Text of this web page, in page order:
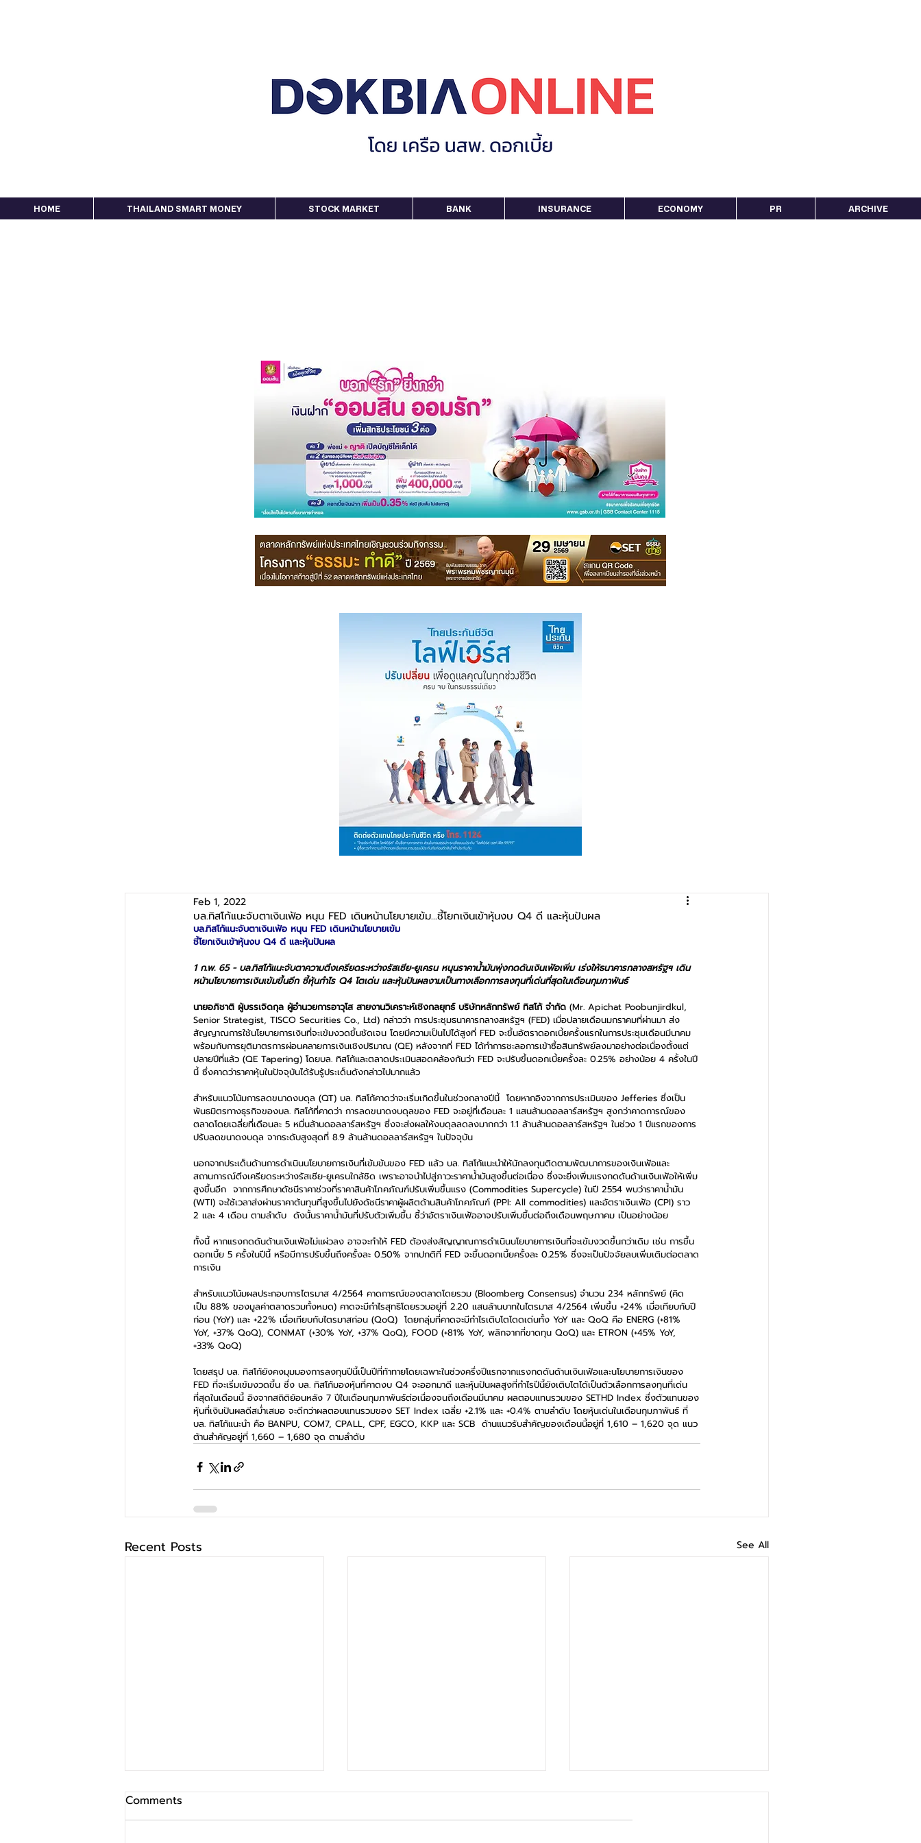
HOME THAILAND SMART MONEY STOCK MARKET BANK INSURANCE ECONOMY PR ARCHIVE
บล.ทิสโก้แนะจับตาเงินเฟ้อ หนุน FED เดินหน้านโยบายเข้ม...ชี้โยกเงินเข้าหุ้นงบ Q4 ดี และหุ้นปันผล
Feb 1, 2022
บล.ทิสโก้แนะจับตาเงินเฟ้อ หนุน FED เดินหน้านโยบายเข้ม
ชี้โยกเงินเข้าหุ้นงบ Q4 ดี และหุ้นปันผล
1 ก.พ. 65 - บล.ทิสโก้แนะจับตาความตึงเครียดระหว่างรัสเซีย-ยูเครน หนุนราคาน้ำมันพุ่งกดดันเงินเฟ้อเพิ่ม เร่งให้ธนาคารกลางสหรัฐฯ เดิน
หน้านโยบายการเงินเข้มขึ้นอีก ชี้หุ้นกำไร Q4 โตเด่น และหุ้นปันผลงามเป็นทางเลือกการลงทุนที่เด่นที่สุดในเดือนกุมภาพันธ์
นายอภิชาติ ผู้บรรเจิดกุล ผู้อำนวยการอาวุโส สายงานวิเคราะห์เชิงกลยุทธ์ บริษัทหลักทรัพย์ ทิสโก้ จำกัด (Mr. Apichat Poobunjirdkul,
Senior Strategist, TISCO Securities Co., Ltd) กล่าวว่า การประชุมธนาคารกลางสหรัฐฯ (FED) เมื่อปลายเดือนมกราคมที่ผ่านมา ส่ง
สัญญาณการใช้นโยบายการเงินที่จะเข้มงวดขึ้นชัดเจน โดยมีความเป็นไปได้สูงที่ FED จะขึ้นอัตราดอกเบี้ยครั้งแรกในการประชุมเดือนมีนาคม
พร้อมกับการยุติมาตรการผ่อนคลายการเงินเชิงปริมาณ (QE) หลังจากที่ FED ได้ทำการชะลอการเข้าซื้อสินทรัพย์ลงมาอย่างต่อเนื่องตั้งแต่
ปลายปีที่แล้ว (QE Tapering) โดยบล. ทิสโก้และตลาดประเมินสอดคล้องกันว่า FED จะปรับขึ้นดอกเบี้ยครั้งละ 0.25% อย่างน้อย 4 ครั้งในปี
นี้ ซึ่งคาดว่าราคาหุ้นในปัจจุบันได้รับรู้ประเด็นดังกล่าวไปมากแล้ว
สำหรับแนวโน้มการลดขนาดงบดุล (QT) บล. ทิสโก้คาดว่าจะเริ่มเกิดขึ้นในช่วงกลางปีนี้  โดยหากอิงจากการประเมินของ Jefferies ซึ่งเป็น
พันธมิตรทางธุรกิจของบล. ทิสโก้ที่คาดว่า การลดขนาดงบดุลของ FED จะอยู่ที่เดือนละ 1 แสนล้านดอลลาร์สหรัฐฯ สูงกว่าคาดการณ์ของ
ตลาดโดยเฉลี่ยที่เดือนละ 5 หมื่นล้านดอลลาร์สหรัฐฯ ซึ่งจะส่งผลให้งบดุลลดลงมากกว่า 1.1 ล้านล้านดอลลาร์สหรัฐฯ ในช่วง 1 ปีแรกของการ
ปรับลดขนาดงบดุล จากระดับสูงสุดที่ 8.9 ล้านล้านดอลลาร์สหรัฐฯ ในปัจจุบัน
นอกจากประเด็นด้านการดำเนินนโยบายการเงินที่เข้มข้นของ FED แล้ว บล. ทิสโก้แนะนำให้นักลงทุนติดตามพัฒนาการของเงินเฟ้อและ
สถานการณ์ตึงเครียดระหว่างรัสเซีย-ยูเครนใกล้ชิด เพราะอาจนำไปสู่ภาวะราคาน้ำมันสูงขึ้นต่อเนื่อง ซึ่งจะยิ่งเพิ่มแรงกดดันด้านเงินเฟ้อให้เพิ่ม
สูงขึ้นอีก  จากการศึกษาดัชนีราคาช่วงที่ราคาสินค้าโภคภัณฑ์ปรับเพิ่มขึ้นแรง (Commodities Supercycle) ในปี 2554 พบว่าราคาน้ำมัน
(WTI) จะใช้เวลาส่งผ่านราคาต้นทุนที่สูงขึ้นไปยังดัชนีราคาผู้ผลิตด้านสินค้าโภคภัณฑ์ (PPI: All commodities) และอัตราเงินเฟ้อ (CPI) ราว
2 และ 4 เดือน ตามลำดับ  ดังนั้นราคาน้ำมันที่ปรับตัวเพิ่มขึ้น ชี้ว่าอัตราเงินเฟ้ออาจปรับเพิ่มขึ้นต่อถึงเดือนพฤษภาคม เป็นอย่างน้อย
ทั้งนี้ หากแรงกดดันด้านเงินเฟ้อไม่แผ่วลง อาจจะทำให้ FED ต้องส่งสัญญาณการดำเนินนโยบายการเงินที่จะเข้มงวดขึ้นกว่าเดิม เช่น การขึ้น
ดอกเบี้ย 5 ครั้งในปีนี้ หรือมีการปรับขึ้นถึงครั้งละ 0.50% จากปกติที่ FED จะขึ้นดอกเบี้ยครั้งละ 0.25% ซึ่งจะเป็นปัจจัยลบเพิ่มเติมต่อตลาด
การเงิน
สำหรับแนวโน้มผลประกอบการไตรมาส 4/2564 คาดการณ์ของตลาดโดยรวม (Bloomberg Consensus) จำนวน 234 หลักทรัพย์ (คิด
เป็น 88% ของมูลค่าตลาดรวมทั้งหมด) คาดจะมีกำไรสุทธิโดยรวมอยู่ที่ 2.20 แสนล้านบาทในไตรมาส 4/2564 เพิ่มขึ้น +24% เมื่อเทียบกับปี
ก่อน (YoY) และ +22% เมื่อเทียบกับไตรมาสก่อน (QoQ)  โดยกลุ่มที่คาดจะมีกำไรเติบโตโดดเด่นทั้ง YoY และ QoQ คือ ENERG (+81%
YoY, +37% QoQ), CONMAT (+30% YoY, +37% QoQ), FOOD (+81% YoY, พลิกจากที่ขาดทุน QoQ) และ ETRON (+45% YoY,
+33% QoQ)
โดยสรุป บล. ทิสโก้ยังคงมุมมองการลงทุนปีนี้เป็นปีที่ท้าทายโดยเฉพาะในช่วงครึ่งปีแรกจากแรงกดดันด้านเงินเฟ้อและนโยบายการเงินของ
FED ที่จะเริ่มเข้มงวดขึ้น ซึ่ง บล. ทิสโก้มองหุ้นที่คาดงบ Q4 จะออกมาดี และหุ้นปันผลสูงที่กำไรปีนี้ยังเติบโตได้เป็นตัวเลือกการลงทุนที่เด่น
ที่สุดในเดือนนี้ อิงจากสถิติย้อนหลัง 7 ปีในเดือนกุมภาพันธ์ต่อเนื่องจนถึงเดือนมีนาคม ผลตอบแทนรวมของ SETHD Index ซึ่งตัวแทนของ
หุ้นที่เงินปันผลดีสม่ำเสมอ จะดีกว่าผลตอบแทนรวมของ SET Index เฉลี่ย +2.1% และ +0.4% ตามลำดับ โดยหุ้นเด่นในเดือนกุมภาพันธ์ ที่
บล. ทิสโก้แนะนำ คือ BANPU, COM7, CPALL, CPF, EGCO, KKP และ SCB  ด้านแนวรับสำคัญของเดือนนี้อยู่ที่ 1,610 – 1,620 จุด แนว
ต้านสำคัญอยู่ที่ 1,660 – 1,680 จุด ตามลำดับ
Recent Posts See All
Comments